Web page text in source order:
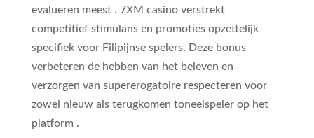
evalueren meest . 7XM casino verstrekt
competitief stimulans en promoties opzettelijk
specifiek voor Filipijnse spelers. Deze bonus
verbeteren de hebben van het beleven en
verzorgen van supererogatoire respecteren voor
zowel nieuw als terugkomen toneelspeler op het
platform .